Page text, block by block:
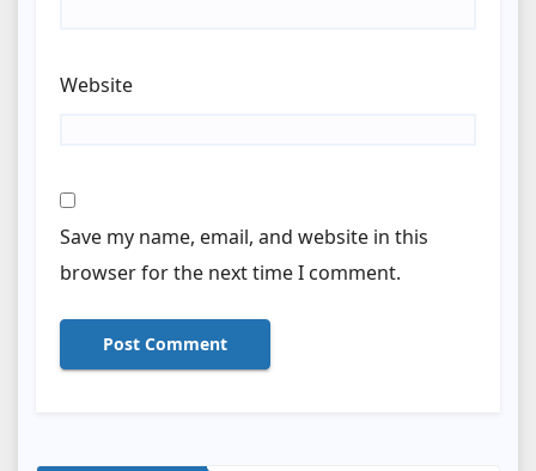
Website
Save my name, email, and website in this
browser for the next time I comment.